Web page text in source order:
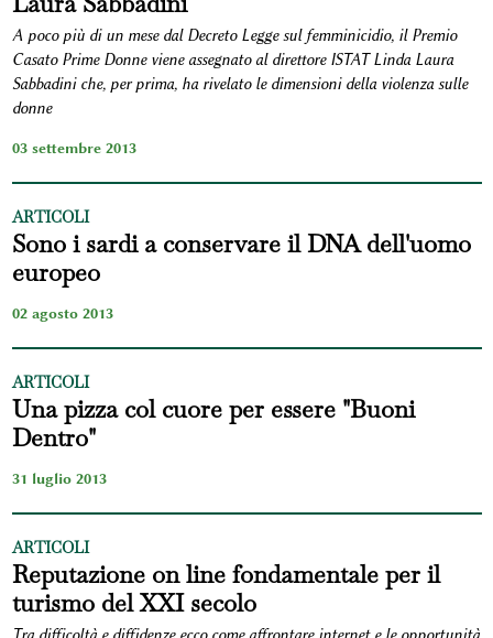
A poco più di un mese dal Decreto Legge sul femminicidio, il Premio
Casato Prime Donne viene assegnato al direttore ISTAT Linda Laura
Sabbadini che, per prima, ha rivelato le dimensioni della violenza sulle
donne
03 settembre 2013
ARTICOLI
Sono i sardi a conservare il DNA dell'uomo
europeo
02 agosto 2013
ARTICOLI
Una pizza col cuore per essere "Buoni
Dentro"
31 luglio 2013
ARTICOLI
Reputazione on line fondamentale per il
turismo del XXI secolo